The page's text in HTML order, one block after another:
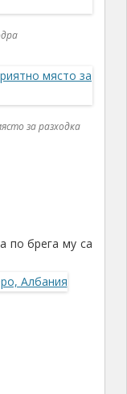
за разходка
по брега му са